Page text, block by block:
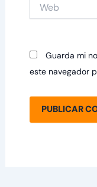
Guarda mi
este navegador